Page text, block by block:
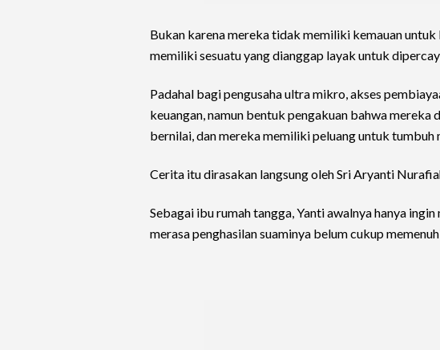
Bukan karena mereka tidak memiliki kemauan
memiliki sesuatu yang dianggap layak untuk
Padahal bagi pengusaha ultra mikro, akses
keuangan, namun bentuk pengakuan bahwa mereka
bernilai, dan mereka memiliki peluang untuk
Cerita itu dirasakan langsung oleh Sri Aryanti
Sebagai ibu rumah tangga, Yanti awalnya hanya
merasa penghasilan suaminya belum cukup